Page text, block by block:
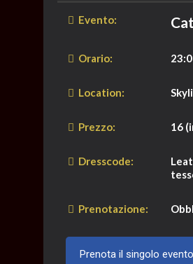
Evento:
Orario:
Location:
Prezzo: 16
Dresscode:
Prenotazione:
Prenota il singolo evento